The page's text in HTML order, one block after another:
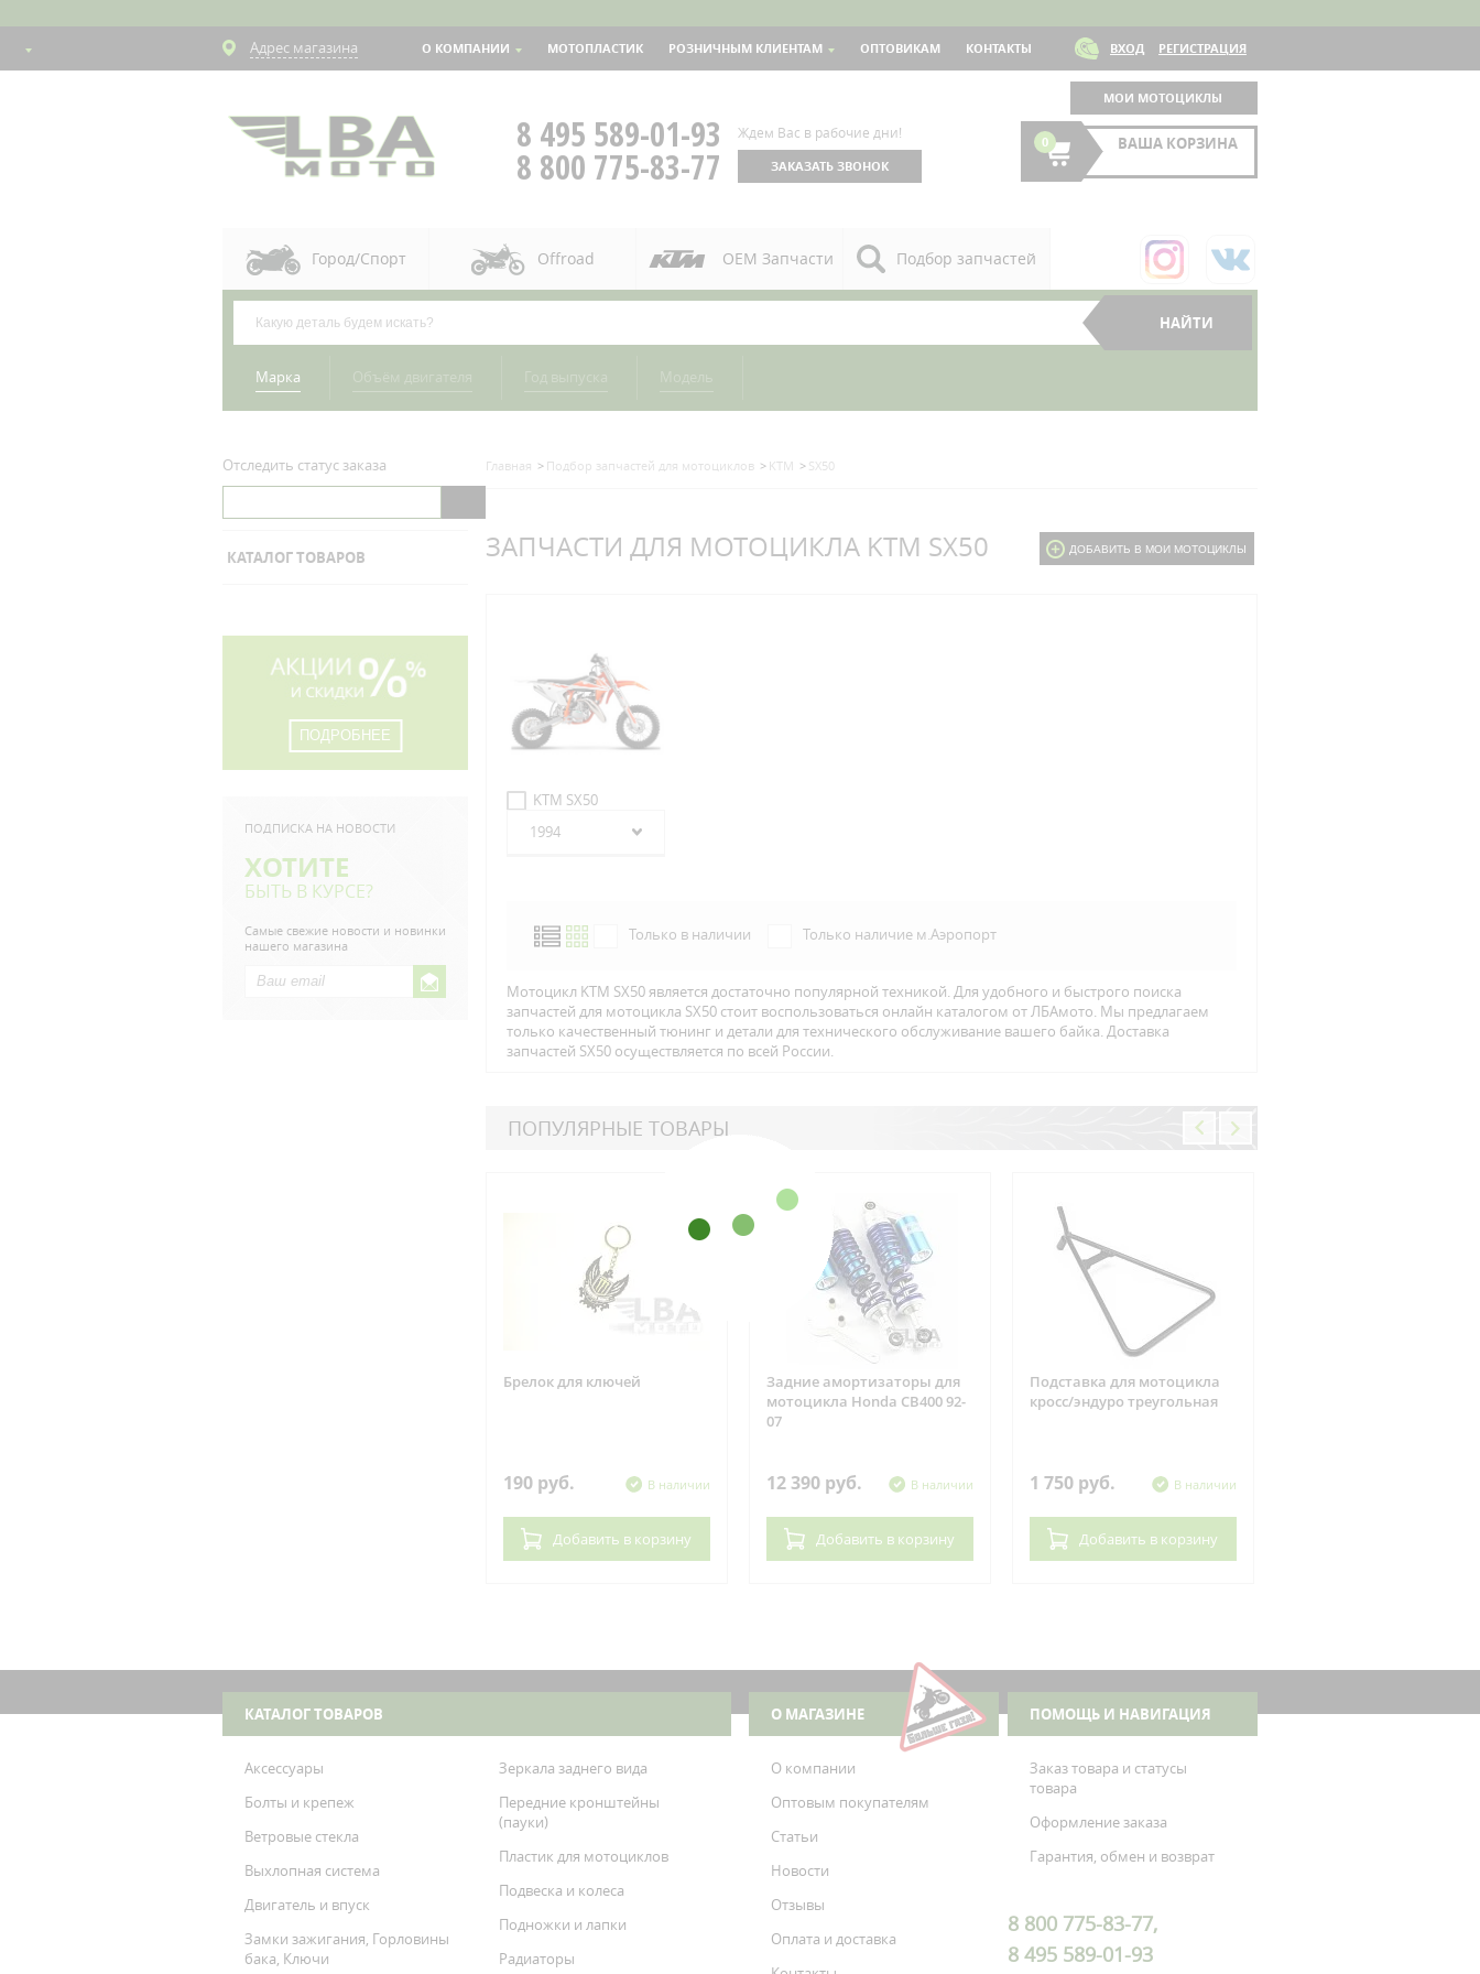
Адрес магазина О КОМПАНИИ МОТОПЛАСТИК РОЗНИЧНЫМ КЛИЕНТАМ ОПТОВИКАМ КОНТАКТЫ ВХОД РЕГИСТРАЦИЯ
МОИ МОТОЦИКЛЫ
8 495 589-01-93
8 800 775-83-77
Ждем Вас в рабочие дни!
ЗАКАЗАТЬ ЗВОНОК
0 ВАША КОРЗИНА
Город/Спорт Offroad OEM Запчасти Подбор запчастей
Марка
Отследить статус заказа
КАТАЛОГ ТОВАРОВ
ПОДРОБНЕЕ
ПОДПИСКА НА НОВОСТИ
ХОТИТЕ
БЫТЬ В КУРСЕ?
Самые свежие новости и новинки
нашего магазина
Главная Подбор запчастей для мотоциклов KTM SX50
ЗАПЧАСТИ ДЛЯ МОТОЦИКЛА KTM SX50 ДОБАВИТЬ В МОИ МОТОЦИКЛЫ
KTM SX50
1994
Только в наличии Только наличие м.Аэропорт
Мотоцикл KTM SX50 является достаточно популярной техникой. Для удобного и быстрого поиска
запчастей для мотоцикла SX50 стоит воспользоваться онлайн каталогом от ЛБАмото. Мы предлагаем
только качественный тюнинг и детали для технического обслуживание вашего байка. Доставка
запчастей SX50 осуществляется по всей Росcии.
ПОПУЛЯРНЫЕ ТОВАРЫ
Брелок для ключей
190 руб. В наличии
Добавить в корзину
Задние амортизаторы для
мотоцикла Honda CB400 92-
07
12 390 руб. В наличии
Добавить в корзину
Подставка для мотоцикла
кросс/эндуро треугольная
1 750 руб. В наличии
Добавить в корзину
КАТАЛОГ ТОВАРОВ
Аксессуары
Болты и крепеж
Ветровые стекла
Выхлопная система
Двигатель и впуск
Замки зажигания, Горловины
бака, Ключи
Зеркала заднего вида
Передние кронштейны
(пауки)
Пластик для мотоциклов
Подвеска и колеса
Подножки и лапки
Радиаторы
О МАГАЗИНЕ
О компании
Оптовым покупателям
Статьи
Новости
Отзывы
Оплата и доставка
ПОМОЩЬ И НАВИГАЦИЯ
Заказ товара и статусы
товара
Оформление заказа
Гарантия, обмен и возврат
8 800 775-83-77,
8 495 589-01-93